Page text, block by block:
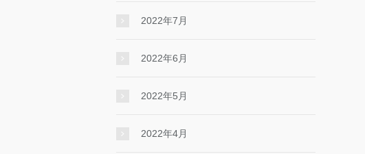
2022年7月
2022年6月
2022年5月
2022年4月